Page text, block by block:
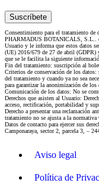
Consentimiento para el tratamiento de
PHARMADUS BOTANICALS, S.L..
Usuario y le informa que estos datos
(UE) 2016/679 de 27 de abril
que se le facilita la siguiente
Fin del tratamiento: suscripción al
Criterios de conservación de los datos:
del tratamiento y cuando ya no sea
para garantizar la anonimización de
Comunicación de los datos: No se
Derechos que asisten al Usuario:
acceso, rectificación, portabilidad y
Derecho a presentar una reclamación
tratamiento no se ajusta a la normativa
Datos de contacto para ejercer sus
Camponaraya, sector 2, parcela 3, –
Aviso legal
Política de